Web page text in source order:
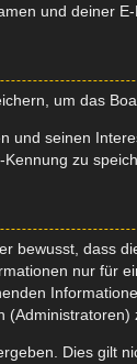
und deiner
um das
seinen
zu
bewusst, dass
nur für
Dies gilt